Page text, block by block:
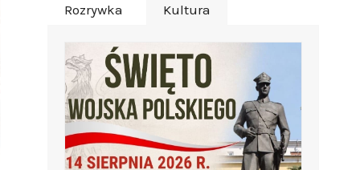
Rozrywka
Kultura